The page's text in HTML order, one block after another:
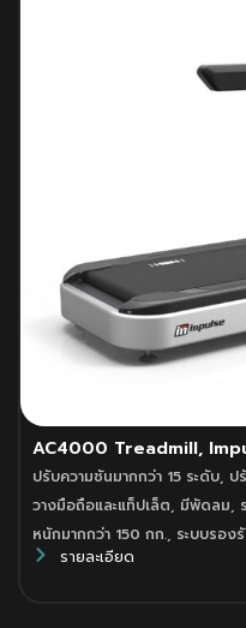
AC4000 Treadmill,
ปรับความชันมากกว่า 15 ระดับ, ป
วางมือถือและแท็ปเล็ต, มีพัดลม,
หนักมากกว่า 150 กก., ระบบรอง
รายละเอียด